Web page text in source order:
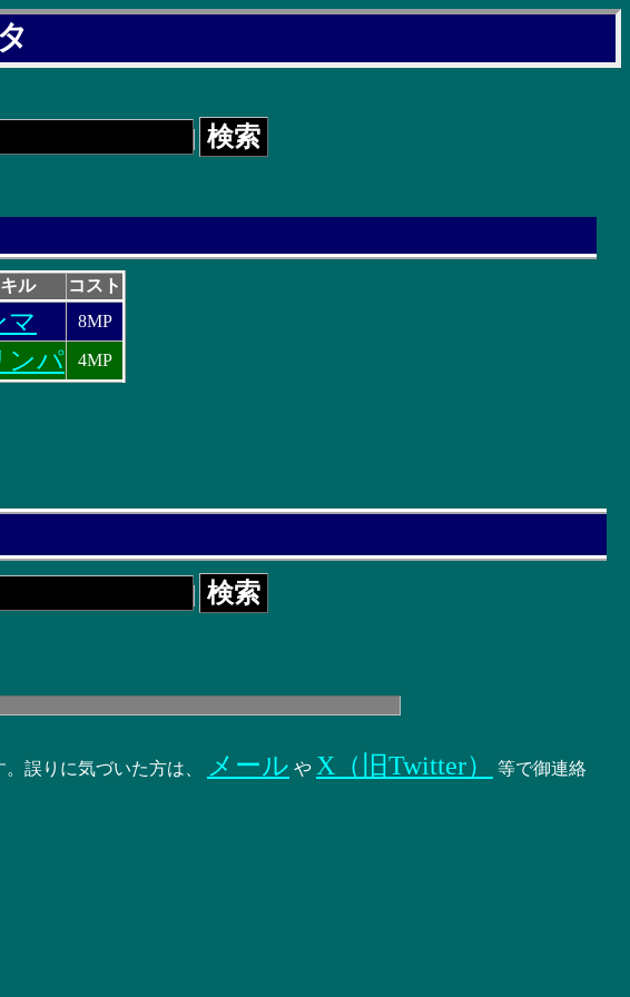
ル コスト
マ 8MP
ンパ 4MP
誤りに気づいた方は、 メール や X（旧Twitter）
等で御連絡